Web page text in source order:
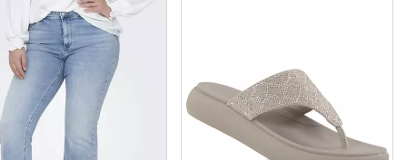
4,90 €
PostNord Pakettiautomaatti
4,95 €
Matkahuollon Lähellä-paketti
5,90 €